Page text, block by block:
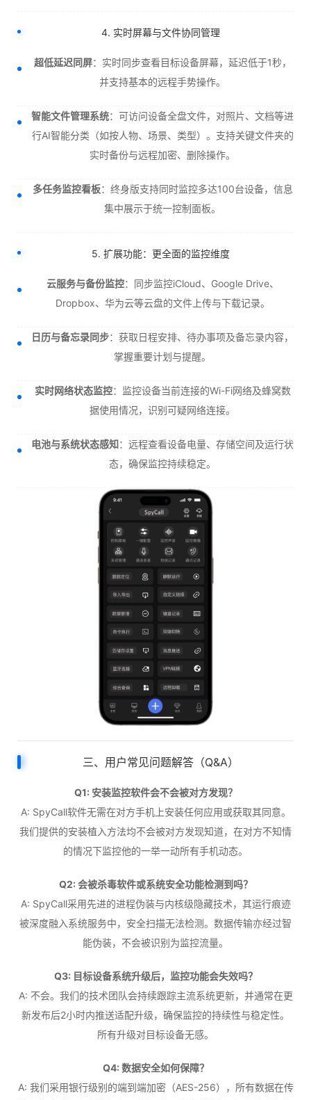
4. 实时屏幕与文件协同管理
超低延迟同屏：实时同步查看目标设备屏幕，延迟低于1秒，
并支持基本的远程手势操作。
智能文件管理系统：可访问设备全盘文件，对照片、文档等进
行AI智能分类（如按人物、场景、类型）。支持关键文件夹的
实时备份与远程加密、删除操作。
多任务监控看板：终身版支持同时监控多达100台设备，信息
集中展示于统一控制面板。
5. 扩展功能：更全面的监控维度
云服务与备份监控：同步监控iCloud、Google Drive、
Dropbox、华为云等云盘的文件上传与下载记录。
日历与备忘录同步：获取日程安排、待办事项及备忘录内容，
掌握重要计划与提醒。
实时网络状态监控：监控设备当前连接的Wi-Fi网络及蜂窝数
据使用情况，识别可疑网络连接。
电池与系统状态感知：远程查看设备电量、存储空间及运行状
态，确保监控持续稳定。
三、用户常见问题解答（Q&A）
Q1: 安装监控软件会不会被对方发现？
A: SpyCall软件无需在对方手机上安装任何应用或获取其同意。
我们提供的安装植入方法均不会被对方发现知道，在对方不知情
的情况下监控他的一举一动所有手机动态。
Q2: 会被杀毒软件或系统安全功能检测到吗？
A: SpyCall采用先进的进程伪装与内核级隐藏技术，其运行痕迹
被深度融入系统服务中，安全扫描无法检测。数据传输亦经过智
能伪装，不会被识别为监控流量。
Q3: 目标设备系统升级后，监控功能会失效吗？
A: 不会。我们的技术团队会持续跟踪主流系统更新，并通常在更
新发布后2小时内推送适配升级，确保监控的持续性与稳定性。
所有升级对目标设备无感。
Q4: 数据安全如何保障？
A: 我们采用银行级别的端到端加密（AES-256），所有数据在传